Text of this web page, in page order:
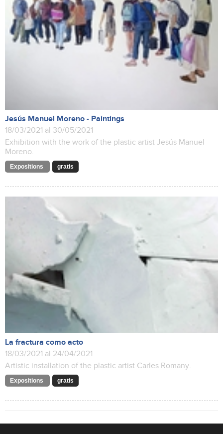
Jesús Manuel Moreno - Paintings
18/03/2021 al 30/05/2021
Exhibition with the work of the plastic artist Jesús Manuel
Moreno.
Expositions gratis
La fractura como acto
18/03/2021 al 24/04/2021
Artistic installation of the plastic artist Carles Romany.
Expositions gratis